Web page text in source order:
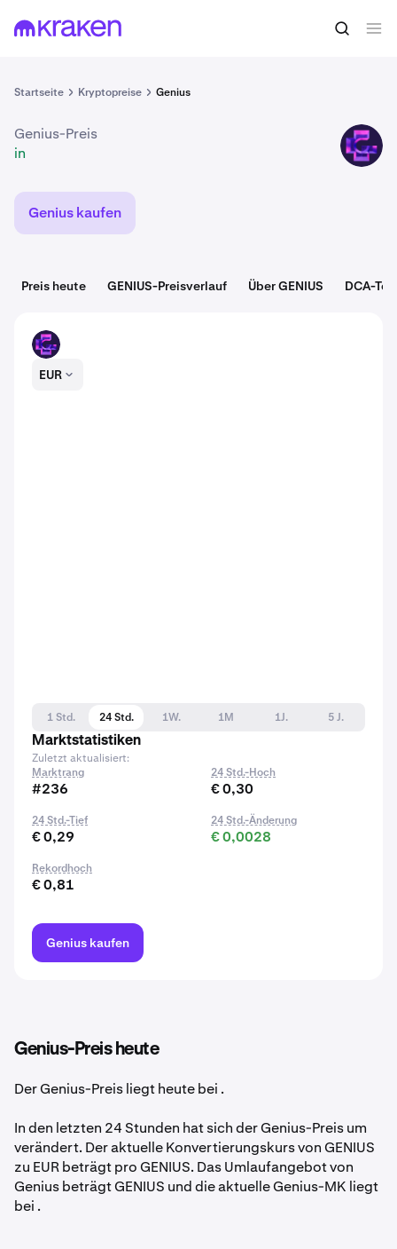
Startseite Kryptopreise Genius
in GENIUS kaufen
Genius-Preis
in
GENIUS
Genius kaufen
Preis heute GENIUS-Preisverlauf Über GENIUS DCA-
GENIUS
EUR
1 Std. 24 Std. 1W. 1M 1J.
5 J.
Marktstatistiken
Zuletzt aktualisiert:
Marktrang
#236
24 Std.-Hoch
€ 0,30
24 Std.-Tief
€ 0,29
24 Std.-Änderung
€ 0,0028
Rekordhoch
€ 0,81
Genius kaufen
Genius-Preis heute
Der Genius-Preis liegt heute bei .
In den letzten 24 Stunden hat sich der Genius-Preis um
verändert. Der aktuelle Konvertierungskurs von GENIUS
zu EUR beträgt pro GENIUS. Das Umlaufangebot von
Genius beträgt GENIUS und die aktuelle Genius-MK liegt
bei .